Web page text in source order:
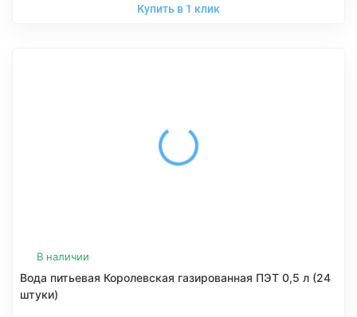
Купить в 1 клик
В наличии
Вода питьевая Королевская газированная ПЭТ 0,5 л (24
штуки)